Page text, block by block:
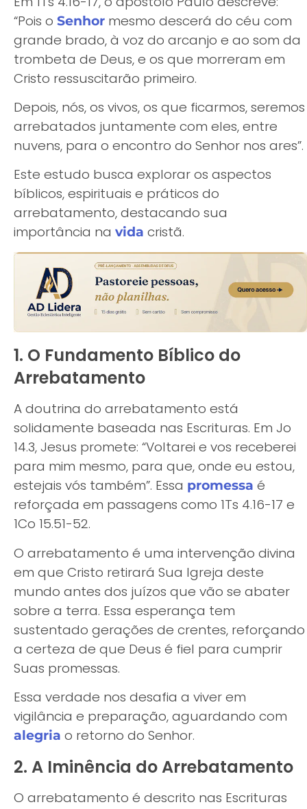
“Pois o Senhor mesmo descerá do céu com
grande brado, à voz do arcanjo e ao som da
trombeta de Deus, e os que morreram em
Cristo ressuscitarão primeiro.
Depois, nós, os vivos, os que ficarmos, seremos
arrebatados juntamente com eles, entre
nuvens, para o encontro do Senhor nos ares”.
Este estudo busca explorar os aspectos
bíblicos, espirituais e práticos do
arrebatamento, destacando sua
importância na vida cristã.
1. O Fundamento Bíblico do
Arrebatamento
A doutrina do arrebatamento está
solidamente baseada nas Escrituras. Em Jo
14.3, Jesus promete: “Voltarei e vos receberei
para mim mesmo, para que, onde eu estou,
estejais vós também”. Essa promessa é
reforçada em passagens como 1Ts 4.16-17 e
1Co 15.51-52.
O arrebatamento é uma intervenção divina
em que Cristo retirará Sua Igreja deste
mundo antes dos juízos que vão se abater
sobre a terra. Essa esperança tem
sustentado gerações de crentes, reforçando
a certeza de que Deus é fiel para cumprir
Suas promessas.
Essa verdade nos desafia a viver em
vigilância e preparação, aguardando com
alegria o retorno do Senhor.
2. A Iminência do Arrebatamento
O arrebatamento é descrito nas Escrituras